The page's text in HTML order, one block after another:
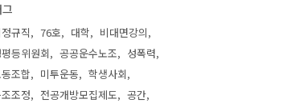
규직 76호 대학
비대면강의
등위원회
공공운수노조
성폭력
조합
미투운동
학생사회
조정
전공개방모집제도 공간